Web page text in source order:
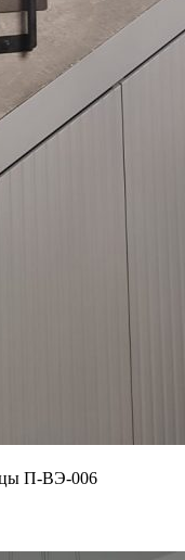
П-ВЭ-006